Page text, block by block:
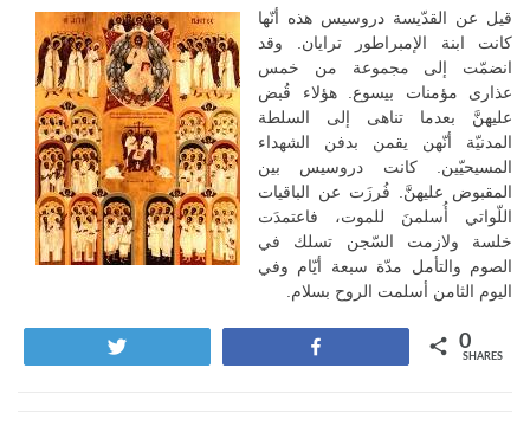
قيل عن القدّيسة دروسيس هذه أنّها
كانت ابنة الإمبراطور ترايان. وقد
انضمّت إلى مجموعة من خمس
عذارى مؤمنات بيسوع. هؤلاء قُبض
عليهنَّ بعدما تناهى إلى السلطة
المدنيّة أنّهن يقمن بدفن الشهداء
المسيحيّين. كانت دروسيس بين
المقبوض عليهنَّ. فُرزَت عن الباقيات
اللّواتي أُسلمنَ للموت، فاعتمدَت
خلسة ولازمت السّجن تسلك في
الصوم والتأمل مدّة سبعة أيّام وفي
اليوم الثامن أسلمت الروح بسلام.
0
SHARES